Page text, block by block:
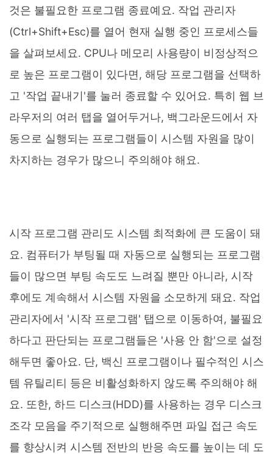
것은 불필요한 프로그램 종료예요. 작업 관리자
(Ctrl+Shift+Esc)를 열어 현재 실행 중인 프로세스들
을 살펴보세요. CPU나 메모리 사용량이 비정상적으
로 높은 프로그램이 있다면, 해당 프로그램을 선택하
고 '작업 끝내기'를 눌러 종료할 수 있어요. 특히 웹 브
라우저의 여러 탭을 열어두거나, 백그라운드에서 자
동으로 실행되는 프로그램들이 시스템 자원을 많이
차지하는 경우가 많으니 주의해야 해요.
시작 프로그램 관리도 시스템 최적화에 큰 도움이 돼
요. 컴퓨터가 부팅될 때 자동으로 실행되는 프로그램
들이 많으면 부팅 속도도 느려질 뿐만 아니라, 시작
후에도 계속해서 시스템 자원을 소모하게 돼요. 작업
관리자에서 '시작 프로그램' 탭으로 이동하여, 불필요
하다고 판단되는 프로그램들은 '사용 안 함'으로 설정
해두면 좋아요. 단, 백신 프로그램이나 필수적인 시스
템 유틸리티 등은 비활성화하지 않도록 주의해야 해
요. 또한, 하드 디스크(HDD)를 사용하는 경우 디스크
조각 모음을 주기적으로 실행해주면 파일 접근 속도
를 향상시켜 시스템 전반의 반응 속도를 높이는 데 도